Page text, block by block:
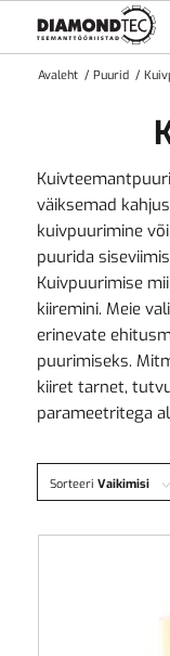
Avaleht / Puurid /
väiksemad
kuivpuurimine
puurida
Kuivpuurimise
kiiremini. Meie
erinevate
puurimiseks.
kiiret tarnet,
parameetritega
Sorteeri Vaikimisi